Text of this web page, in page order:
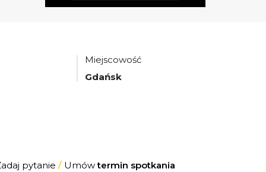
Miejscowość
Gdańsk
pytanie / Umówtermin spotkania